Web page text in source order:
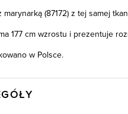
marynarką (87172) z tej samej
177 cm wzrostu i prezentuje
w Polsce.